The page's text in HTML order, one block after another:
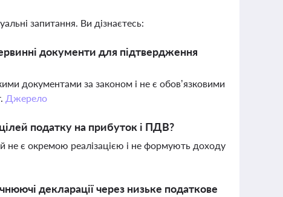
запитання. Ви дізнаєтесь:
документи для підтвердження
документами за законом і не є обов’язковими
Джерело
податку на прибуток і ПДВ?
є окремою реалізацією і не формують доходу
декларації через низьке податкове